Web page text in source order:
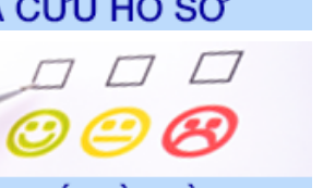
QĐ-UBND
Danh mục thủ tục hành chính sửa
duyệt Quy trình nội bộ, quy trình điện tử
hành chính lĩnh vực biến đổi khí hậu
của Sở Nông nghiệp và Môi
2026
QĐ-UBND